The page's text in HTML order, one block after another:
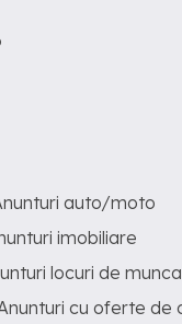
auto/moto
imobiliare
locuri de munca
cu oferte de